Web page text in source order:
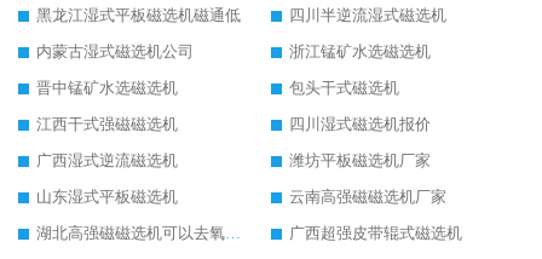
黑龙江湿式平板磁选机磁通低
四川半逆流湿式磁选机
内蒙古湿式磁选机公司
浙江锰矿水选磁选机
晋中锰矿水选磁选机
包头干式磁选机
江西干式强磁磁选机
四川湿式磁选机报价
广西湿式逆流磁选机
潍坊平板磁选机厂家
山东湿式平板磁选机
云南高强磁磁选机厂家
湖北高强磁磁选机可以去氧化铝
广西超强皮带辊式磁选机